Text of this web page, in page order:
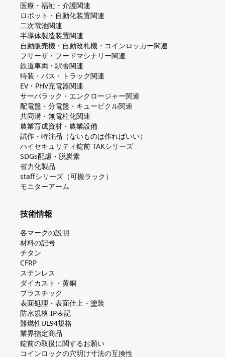
医療・福祉・介護関連
ロボット・自動化装置関連
二次電池関連
半導体製造装置関連
自動販売機・自動改札機・コインロッカー関連
フリーザ・フードマシナリー関連
鉄道車両・駅舎関連
特装・バス・トラック関連
EV・PHV充電器関連
サーバラック・エンクロージャー関連
配電盤・分電盤・キュービクル関連
共同溝・無電柱化関連
農業育成資材・農業設備
試作・特注品（ないものは作ればいい）
ハイセキュリティ錠前 TAKシリーズ
SDGs配慮・脱炭素
省力化製品
staffシリーズ（可搬ラック）
モニターアーム
技術情報
各マークの説明
材料の記号
チタン
CFRP
ステンレス
ダイカスト・⻩銅
プラスチック
表面処理・表面仕上・塗装
防⽔規格 IP表記
難燃性UL94規格
業界指定商品
錠前の取扱に関するお願い
コインロックの⽳明け⼨法の互換性